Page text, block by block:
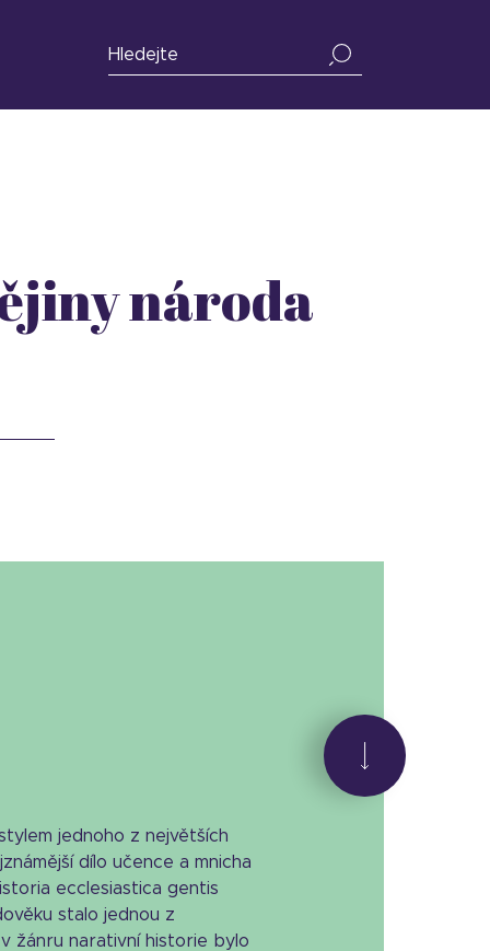
národa
jednoho z největších
dílo učence a mnicha
ecclesiastica gentis
stalo jednou z
žánru narativní historie bylo